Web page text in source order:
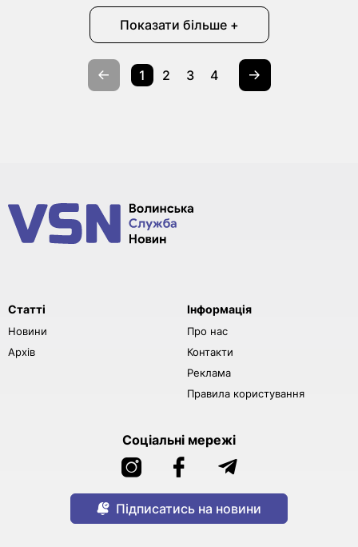
Показати більше +
1 2 3 4
Статті
Новини
Архів
Інформація
Про нас
Контакти
Реклама
Правила користування
Соціальні мережі
Підписатись на новини